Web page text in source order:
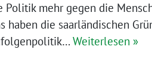
Politik mehr gegen die
haben die saarländischen
Weiterlesen »